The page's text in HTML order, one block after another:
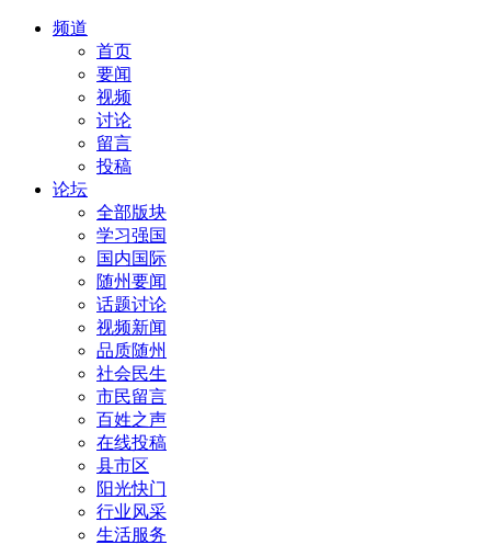
频道
首页
要闻
视频
讨论
留言
投稿
论坛
全部版块
学习强国
国内国际
随州要闻
话题讨论
视频新闻
品质随州
社会民生
市民留言
百姓之声
在线投稿
县市区
阳光快门
行业风采
生活服务